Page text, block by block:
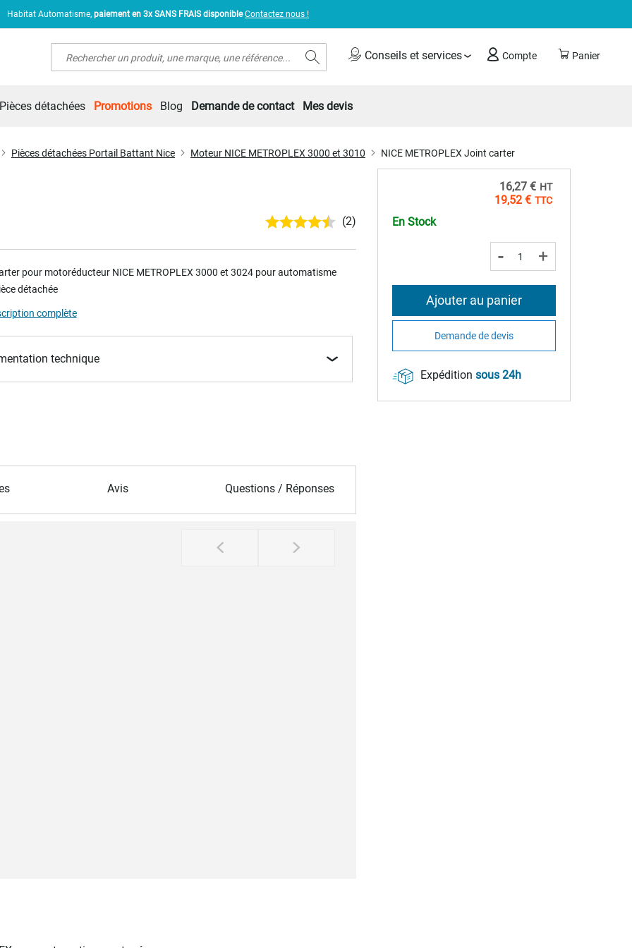
Habitat Automatisme, paiement en 3x SANS FRAIS disponible Contactez nous !
Panier
Conseils et services Compte
Rechercher
Pièces détachées Promotions Blog Demande de contact Mes devis
Pièces détachées Portail Battant Nice Moteur NICE METROPLEX 3000 et 3010 NICE METROPLEX Joint carter
(2)
pour motoréducteur NICE METROPLEX 3000 et 3024pour automatisme
détachée
complète
technique
Avis Questions / Réponses
19,52 €
16,27 €
En Stock
- +
Ajouter au panier
Demande de devis
Expédition sous 24h